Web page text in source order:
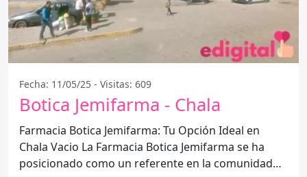
Fecha: 11/05/25 - Visitas: 609
Botica Jemifarma - Chala
Farmacia Botica Jemifarma: Tu Opción Ideal en
Chala Vacio La Farmacia Botica Jemifarma se ha
posicionado como un referente en la comunidad